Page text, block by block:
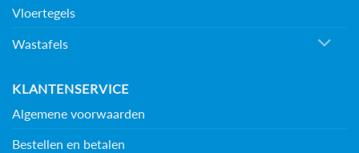
Vloertegels
Wastafels
KLANTENSERVICE
Algemene voorwaarden
Bestellen en betalen